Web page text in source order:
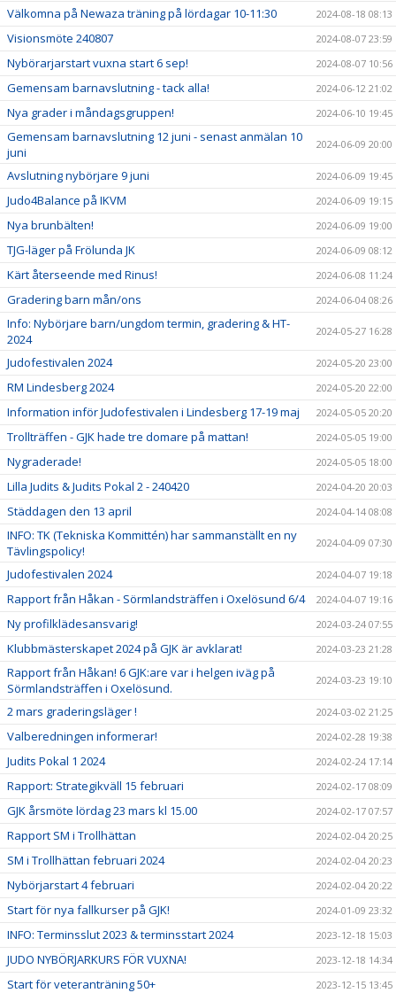
Välkomna på Newaza träning på lördagar 10-11:30 2024-08-18 08:13
Visionsmöte 240807 2024-08-07 23:59
Nybörarjarstart vuxna start 6 sep! 2024-08-07 10:56
Gemensam barnavslutning - tack alla! 2024-06-12 21:02
Nya grader i måndagsgruppen! 2024-06-10 19:45
Gemensam barnavslutning 12 juni - senast anmälan 10
juni
2024-06-09 20:00
Avslutning nybörjare 9 juni 2024-06-09 19:45
Judo4Balance på IKVM 2024-06-09 19:15
Nya brunbälten! 2024-06-09 19:00
TJG-läger på Frölunda JK 2024-06-09 08:12
Kärt återseende med Rinus! 2024-06-08 11:24
Gradering barn mån/ons 2024-06-04 08:26
Info: Nybörjare barn/ungdom termin, gradering & HT-
2024
2024-05-27 16:28
Judofestivalen 2024 2024-05-20 23:00
RM Lindesberg 2024 2024-05-20 22:00
Information inför Judofestivalen i Lindesberg 17-19 maj 2024-05-05 20:20
Trollträffen - GJK hade tre domare på mattan! 2024-05-05 19:00
Nygraderade! 2024-05-05 18:00
Lilla Judits & Judits Pokal 2 - 240420 2024-04-20 20:03
Städdagen den 13 april 2024-04-14 08:08
INFO: TK (Tekniska Kommittén) har sammanställt en ny
Tävlingspolicy!
2024-04-09 07:30
Judofestivalen 2024 2024-04-07 19:18
Rapport från Håkan - Sörmlandsträffen i Oxelösund 6/4 2024-04-07 19:16
Ny profilklädesansvarig! 2024-03-24 07:55
Klubbmästerskapet 2024 på GJK är avklarat! 2024-03-23 21:28
Rapport från Håkan! 6 GJK:are var i helgen iväg på
Sörmlandsträffen i Oxelösund.
2024-03-23 19:10
2 mars graderingsläger ! 2024-03-02 21:25
Valberedningen informerar! 2024-02-28 19:38
Judits Pokal 1 2024 2024-02-24 17:14
Rapport: Strategikväll 15 februari 2024-02-17 08:09
GJK årsmöte lördag 23 mars kl 15.00 2024-02-17 07:57
Rapport SM i Trollhättan 2024-02-04 20:25
SM i Trollhättan februari 2024 2024-02-04 20:23
Nybörjarstart 4 februari 2024-02-04 20:22
Start för nya fallkurser på GJK! 2024-01-09 23:32
INFO: Terminsslut 2023 & terminsstart 2024 2023-12-18 15:03
JUDO NYBÖRJARKURS FÖR VUXNA! 2023-12-18 14:34
Start för veteranträning 50+ 2023-12-15 13:45